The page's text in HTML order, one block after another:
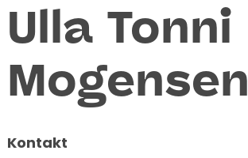
Ulla Tonni
Mogensen
Kontakt